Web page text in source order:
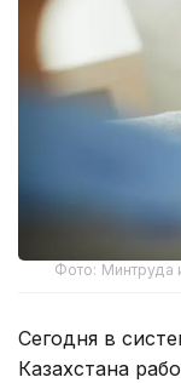
Фото: Минтруда
Сегодня в
Казахстана